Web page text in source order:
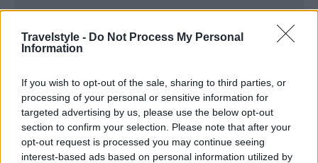
Travelstyle - Do Not Process My Personal
Information
If you wish to opt-out of the sale, sharing to third parties, or
processing of your personal or sensitive information for
targeted advertising by us, please use the below opt-out
section to confirm your selection. Please note that after your
opt-out request is processed you may continue seeing
interest-based ads based on personal information utilized by